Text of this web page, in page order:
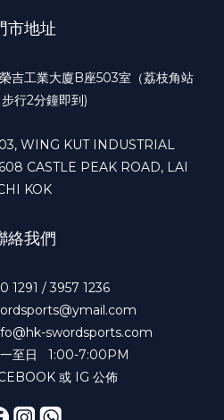
市地址
吉工業大廈B座503室（荔枝角站
行2分鐘即到)
WING KUT INDUSTRIAL
CASTLE PEAK ROAD, LAI
KOK
絡我們
1291 / 3957 1236
swordsports.com
一至日 1:00-7:00PM
或 IG 公佈